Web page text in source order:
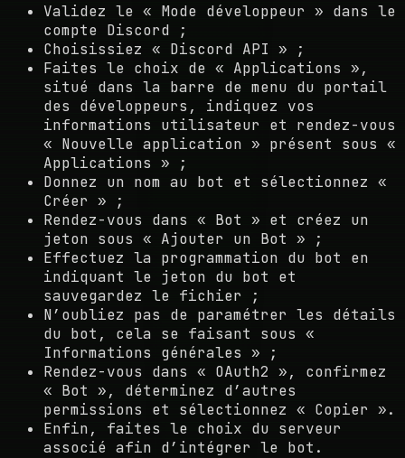
Validez le « Mode développeur » dans le
compte Discord ;
Choisissiez « Discord API » ;
Faites le choix de « Applications »,
situé dans la barre de menu du portail
des développeurs, indiquez vos
informations utilisateur et rendez-vous
« Nouvelle application » présent sous «
Applications » ;
Donnez un nom au bot et sélectionnez «
Créer » ;
Rendez-vous dans « Bot » et créez un
jeton sous « Ajouter un Bot » ;
Effectuez la programmation du bot en
indiquant le jeton du bot et
sauvegardez le fichier ;
N’oubliez pas de paramétrer les détails
du bot, cela se faisant sous «
Informations générales » ;
Rendez-vous dans « OAuth2 », confirmez
« Bot », déterminez d’autres
permissions et sélectionnez « Copier ».
Enfin, faites le choix du serveur
associé afin d’intégrer le bot.